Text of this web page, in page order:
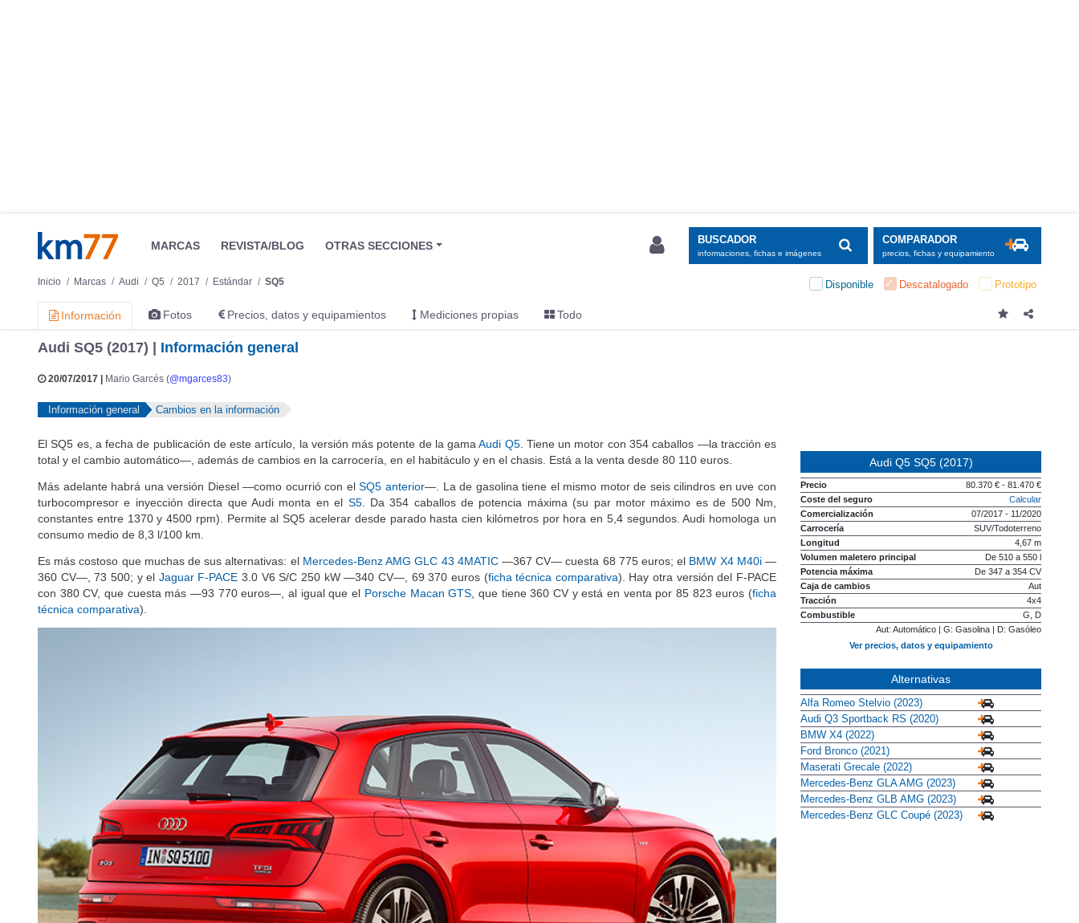
MARCAS REVISTA/BLOG OTRAS SECCIONES BUSCADOR
informaciones, fichas e imágenes
COMPARADOR
precios, fichas y equipamiento
Inicio Marcas Audi Q5 2017 Estándar SQ5 Disponible Descatalogado Prototipo
Información Fotos Precios, datos y equipamientos Mediciones propias Todo
Audi SQ5 (2017) | Información general
20/07/2017 | Mario Garcés (@mgarces83)
Información general Cambios en la información
El SQ5 es, a fecha de publicación de este artículo, la versión más potente de la gamaAudi Q5. Tiene un motor con 354 caballos —la tracción es
total y el cambio automático—, además de cambios en la carrocería, en el habitáculo y en el chasis. Está a la venta desde 80 110 euros.
Más adelante habrá una versión Diesel —como ocurrió con elSQ5 anterior—. La de gasolina tiene el mismo motor de seis cilindros en uve con
turbocompresor e inyección directa que Audi monta en el S5. Da 354 caballos de potencia máxima (su par motor máximo es de 500 Nm,
constantes entre 1370 y 4500 rpm). Permite al SQ5 acelerar desde parado hasta cien kilómetros por hora en 5,4 segundos. Audi homologa un
consumo medio de 8,3 l/100 km.
Es más costoso que muchas de sus alternativas: el Mercedes-Benz AMG GLC 43 4MATIC—367 CV— cuesta 68 775 euros; el BMW X4 M40i—
360 CV—, 73 500; y el Jaguar F-PACE 3.0 V6 S/C 250 kW —340 CV—, 69 370 euros (ficha técnica comparativa). Hay otra versión del F-PACE
con 380 CV, que cuesta más —93 770 euros—, al igual que el Porsche Macan GTS , que tiene 360 CV y está en venta por 85 823 euros (ficha
técnica comparativa).
Audi Q5 SQ5 (2017)
Precio
80.370 € - 81.470 €
Coste del seguro
Calcular
Comercialización
07/2017 - 11/2020
Carrocería
SUV/Todoterreno
Longitud
4,67 m
Volumen maletero principal
De 510 a 550 l
Potencia máxima
De 347 a 354 CV
Caja de cambios
Aut
Tracción
4x4
Combustible
G, D
Aut: Automático | G: Gasolina | D: Gasóleo
Ver precios, datos y equipamiento
Alternativas
Alfa Romeo Stelvio (2023)
Audi Q3 Sportback RS (2020)
BMW X4 (2022)
Ford Bronco (2021)
Maserati Grecale (2022)
Mercedes-Benz GLA AMG (2023)
Mercedes-Benz GLB AMG (2023)
Mercedes-Benz GLC Coupé (2023)